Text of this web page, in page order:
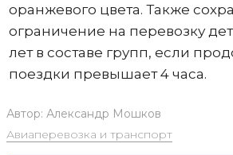
оранжевого цвета. Также
ограничение на перевозку
лет в составе групп, если
поездки превышает 4 часа.
Автор: Александр Мошков
Авиаперевозка и транспорт